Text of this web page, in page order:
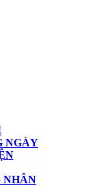
NGÀY
NHÂN